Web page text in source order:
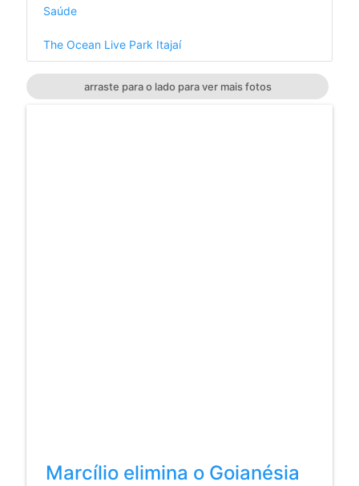
Saúde
The Ocean Live Park Itajaí
arraste para o lado para ver mais fotos
Marcílio elimina o Goianésia